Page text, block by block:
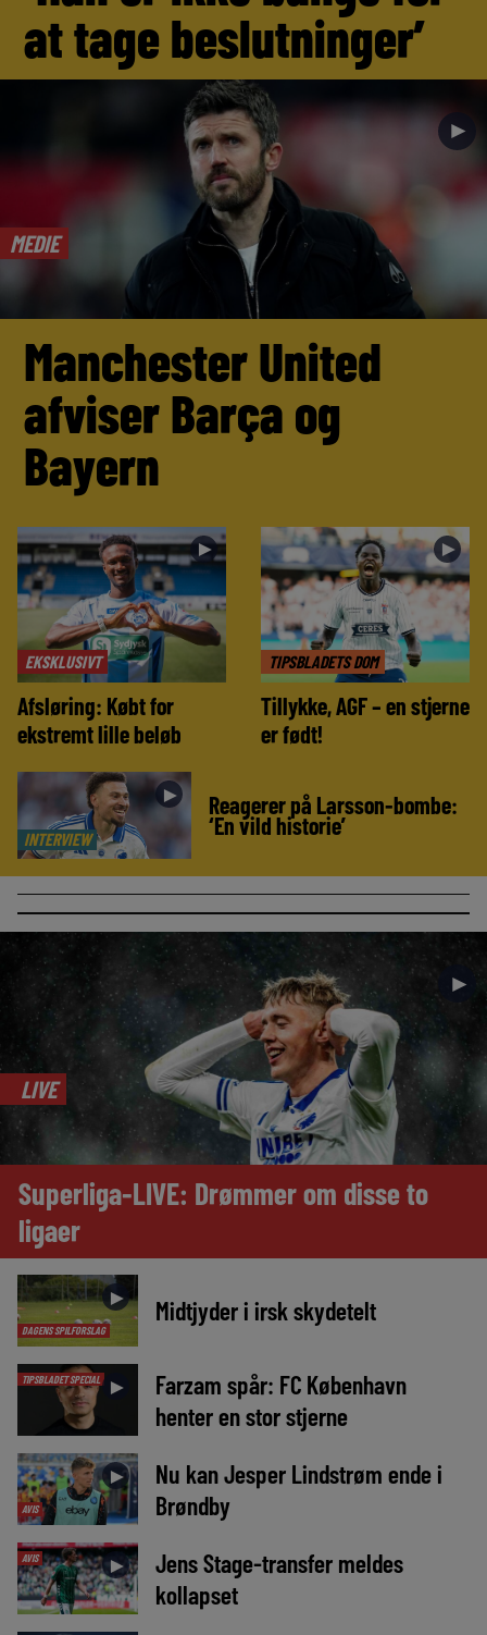
at tage beslutninger’
MEDIE
►
Manchester United
afviser Barça og
Bayern
EKSKLUSIVT
►
Afsløring: Købt for
ekstremt lille beløb
TIPSBLADETS DOM
►
Tillykke, AGF – en stjerne
er født!
INTERVIEW
► Reagerer på Larsson-bombe:
‘En vild historie’
►
LIVE
Superliga-LIVE: Drømmer om disse to
ligaer
DAGENS SPILFORSLAG
► Midtjyder i irsk skydetelt
TIPSBLADET SPECIAL ►
Farzam spår: FC København
henter en stor stjerne
AVIS
►
Nu kan Jesper Lindstrøm ende i
Brøndby
AVIS ►
Jens Stage-transfer meldes
kollapset